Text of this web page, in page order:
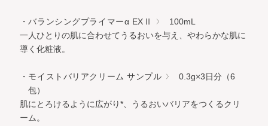
・バランシングプライマーα EXⅡ
100mL
一人ひとりの肌に合わせてうるおいを与え、やわらかな肌に
導く化粧液。
・モイストバリアクリーム サンプル
0.3g×3日分（6
包）
肌にとろけるように広がり*、うるおいバリアをつくるクリ
ーム。